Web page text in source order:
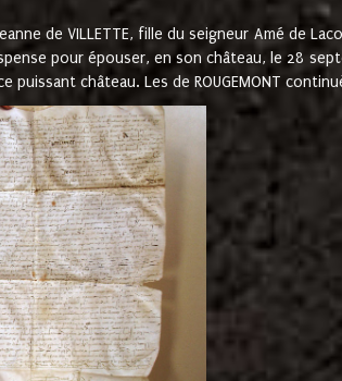
de VILLETTE, fille du seigneur Amé de
pour épouser, en son château, le 28
château. Les de ROUGEMONT